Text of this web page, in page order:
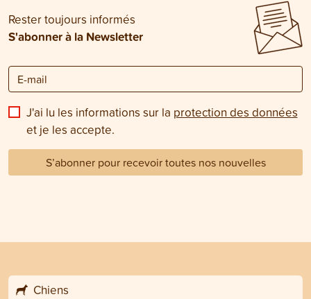
Rester toujours informés
S'abonner à la Newsletter
J'ai lu les informations sur la protection des données
et je les accepte.
S’abonner pour recevoir toutes nos nouvelles
Chiens